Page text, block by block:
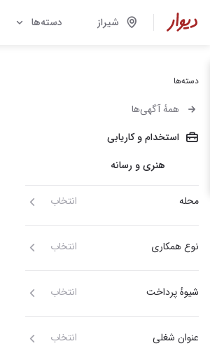
شیراز دسته‌ها
دسته‌ها
همهٔ آگهی‌ها
استخدام و کاریابی
هنری و رسانه
محله انتخاب
نوع همکاری انتخاب
شیوهٔ پرداخت انتخاب
عنوان شغلی انتخاب